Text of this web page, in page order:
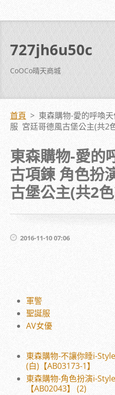
727jh6u50c
CoOCo晴天商城
首頁 > 東森購物-愛的呼喚
服 宮廷哥德風古堡公主(共2
東森購物-愛的
古項鍊 角色扮
古堡公主(共2
2016-11-10 07:06
軍警
聖誕服
AV女優
東森購物-不讓你睡i-
(白)【AB03173-1】
東森購物-角色扮演i-
【AB02043】 (2)